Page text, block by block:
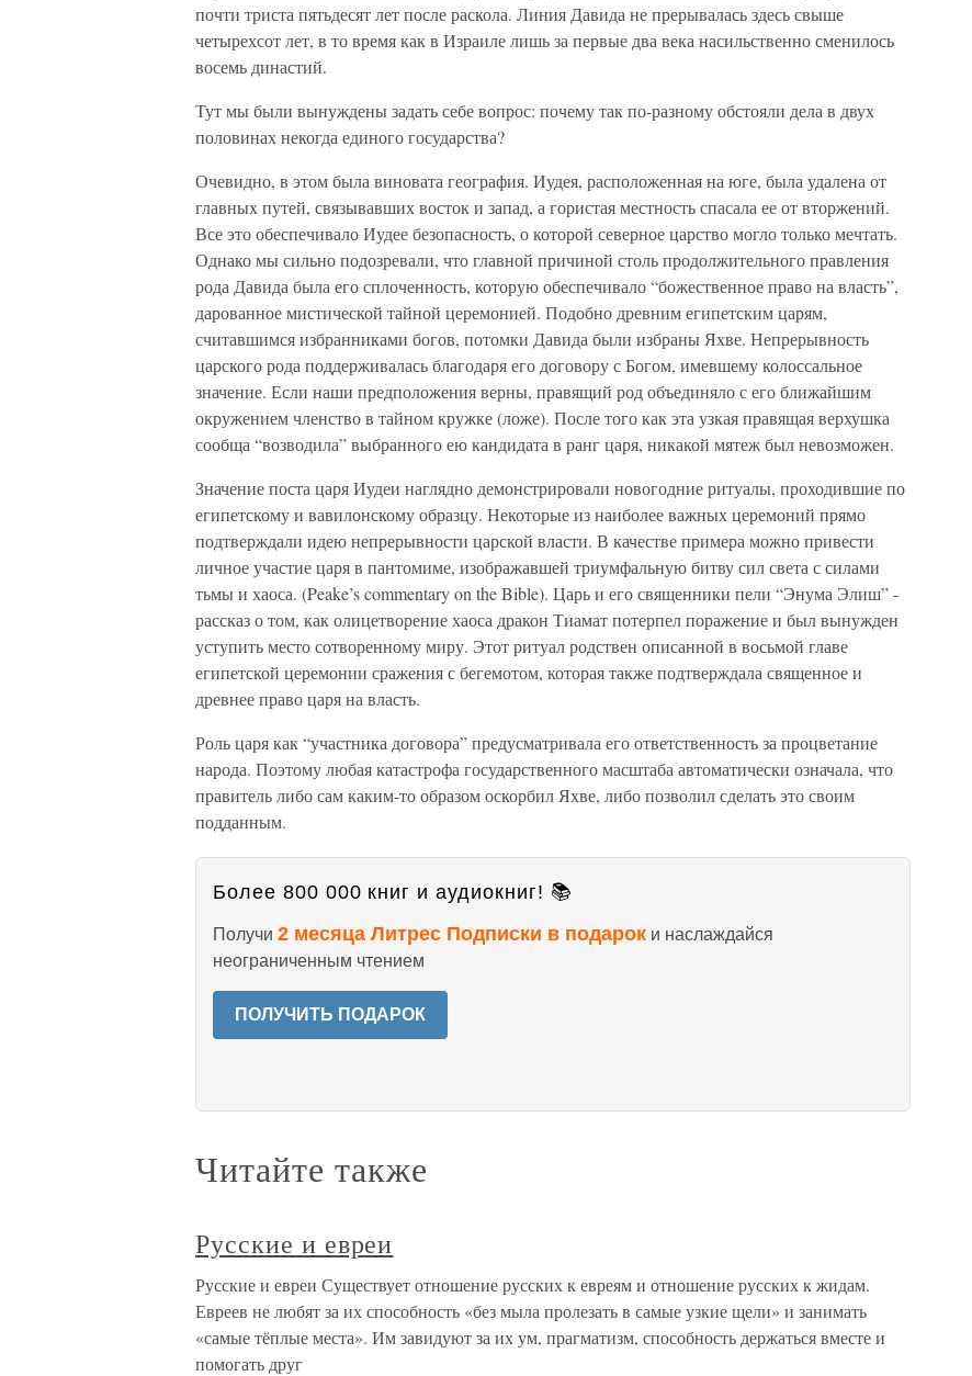
почти триста пятьдесят лет после раскола. Линия Давида не прерывалась здесь свыше
четырехсот лет, в то время как в Израиле лишь за первые два века насильственно сменилось
восемь династий.
Тут мы были вынуждены задать себе вопрос: почему так по-разному обстояли дела в двух
половинах некогда единого государства?
Очевидно, в этом была виновата география. Иудея, расположенная на юге, была удалена от
главных путей, связывавших восток и запад, а гористая местность спасала ее от вторжений.
Все это обеспечивало Иудее безопасность, о которой северное царство могло только мечтать.
Однако мы сильно подозревали, что главной причиной столь продолжительного правления
рода Давида была его сплоченность, которую обеспечивало “божественное право на власть”,
дарованное мистической тайной церемонией. Подобно древним египетским царям,
считавшимся избранниками богов, потомки Давида были избраны Яхве. Непрерывность
царского рода поддерживалась благодаря его договору с Богом, имевшему колоссальное
значение. Если наши предположения верны, правящий род объединяло с его ближайшим
окружением членство в тайном кружке (ложе). После того как эта узкая правящая верхушка
сообща “возводила” выбранного ею кандидата в ранг царя, никакой мятеж был невозможен.
Значение поста царя Иудеи наглядно демонстрировали новогодние ритуалы, проходившие по
египетскому и вавилонскому образцу. Некоторые из наиболее важных церемоний прямо
подтверждали идею непрерывности царской власти. В качестве примера можно привести
личное участие царя в пантомиме, изображавшей триумфальную битву сил света с силами
тьмы и хаоса. (Peake’s commentary on the Bible). Царь и его священники пели “Энума Элиш” -
рассказ о том, как олицетворение хаоса дракон Тиамат потерпел поражение и был вынужден
уступить место сотворенному миру. Этот ритуал родствен описанной в восьмой главе
египетской церемонии сражения с бегемотом, которая также подтверждала священное и
древнее право царя на власть.
Роль царя как “участника договора” предусматривала его ответственность за процветание
народа. Поэтому любая катастрофа государственного масштаба автоматически означала, что
правитель либо сам каким-то образом оскорбил Яхве, либо позволил сделать это своим
подданным.
Более 800 000 книг и аудиокниг! 📚
Получи 2 месяца Литрес Подписки в подарок и наслаждайся
неограниченным чтением
ПОЛУЧИТЬ ПОДАРОК
Читайте также
Русские и евреи
Русские и евреи Существует отношение русских к евреям и отношение русских к жидам.
Евреев не любят за их способность «без мыла пролезать в самые узкие щели» и занимать
«самые тёплые места». Им завидуют за их ум, прагматизм, способность держаться вместе и
помогать друг